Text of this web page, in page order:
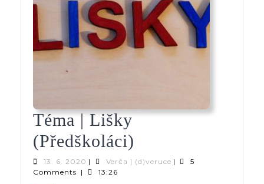
Téma | Lišky
(předškoláci)
|
13. 6. 2020 13.
6.
| Verča | (d)veruceVerča
|
5
Comments | 13:26